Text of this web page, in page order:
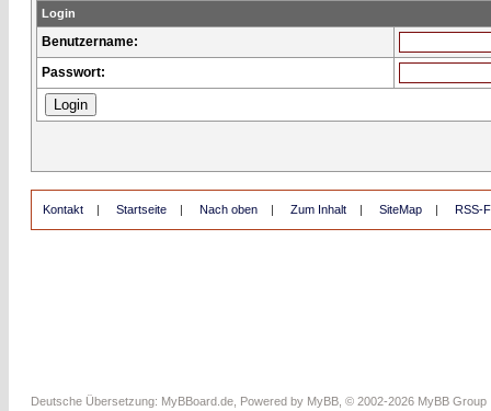
Login
Benutzername:
Passwort:
Kontakt | Startseite | Nach oben | Zum Inhalt | SiteMap | RSS-
Deutsche Übersetzung: MyBBoard.de , Powered by MyBB , © 2002-2026 MyBB Group